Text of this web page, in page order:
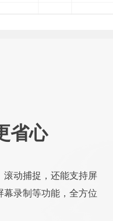
省心
滚动捕捉，还能支持屏
录制等功能，全方位